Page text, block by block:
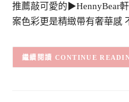
推薦敲可愛的▶HennyBear
案色彩更是精緻帶有奢華感
CONTINUE